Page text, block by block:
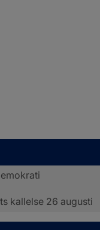
kallelse 26 augusti